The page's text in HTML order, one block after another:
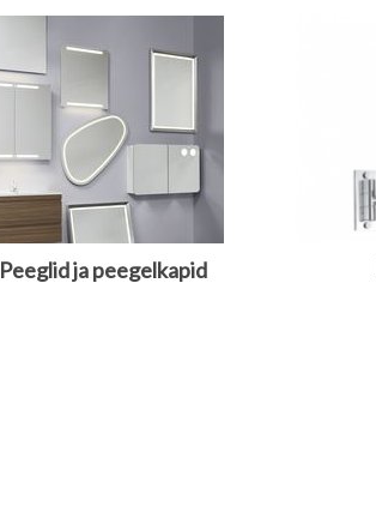
Peeglid ja peegelkapid